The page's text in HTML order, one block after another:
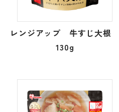
レンジアップ 牛すじ大根
130g